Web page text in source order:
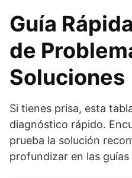
Guía
de
Soluciones
Si tienes prisa, esta
diagnóstico rápido.
prueba la solución
profundizar en las